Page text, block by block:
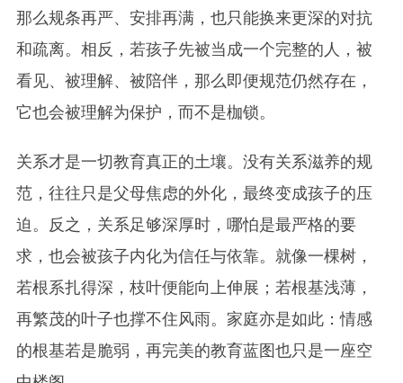
那么规条再严、安排再满，也只能换来更深的对抗
和疏离。相反，若孩子先被当成一个完整的人，被
看见、被理解、被陪伴，那么即便规范仍然存在，
它也会被理解为保护，而不是枷锁。
关系才是一切教育真正的土壤。没有关系滋养的规
范，往往只是父母焦虑的外化，最终变成孩子的压
迫。反之，关系足够深厚时，哪怕是最严格的要
求，也会被孩子内化为信任与依靠。就像一棵树，
若根系扎得深，枝叶便能向上伸展；若根基浅薄，
再繁茂的叶子也撑不住风雨。家庭亦是如此：情感
的根基若是脆弱，再完美的教育蓝图也只是一座空